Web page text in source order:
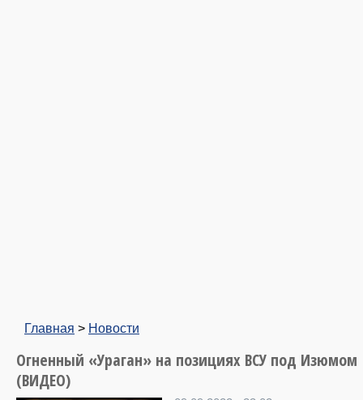
Главная > Новости
Огненный «Ураган» на позициях ВСУ под Изюмом
(ВИДЕО)